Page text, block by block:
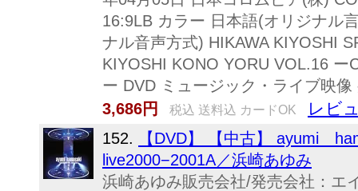
16:9LB カラー 日本語(オリジナル
ナル音声方式) HIKAWA KIYOSHI
KIYOSHI KONO YORU VOL.16 ー
ー DVD ミュージック・ライブ映
3,686円
税込 送料込 カードOK レビ
152.
【DVD】 【中古】 ayumi
live2000−2001A／浜崎あゆみ
浜崎あゆみ販売会社/発売会社：エ